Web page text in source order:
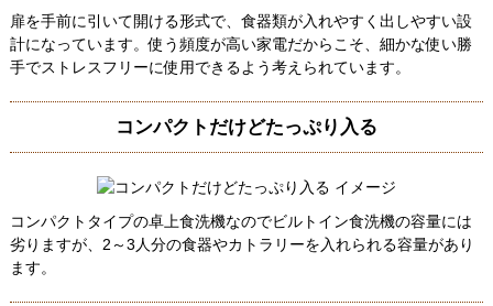
扉を手前に引いて開ける形式で、食器類が入れやすく出しやすい設
計になっています。使う頻度が高い家電だからこそ、細かな使い勝
手でストレスフリーに使用できるよう考えられています。
コンパクトだけどたっぷり入る
コンパクトタイプの卓上食洗機なのでビルトイン食洗機の容量には
劣りますが、2～3人分の食器やカトラリーを入れられる容量があり
ます。